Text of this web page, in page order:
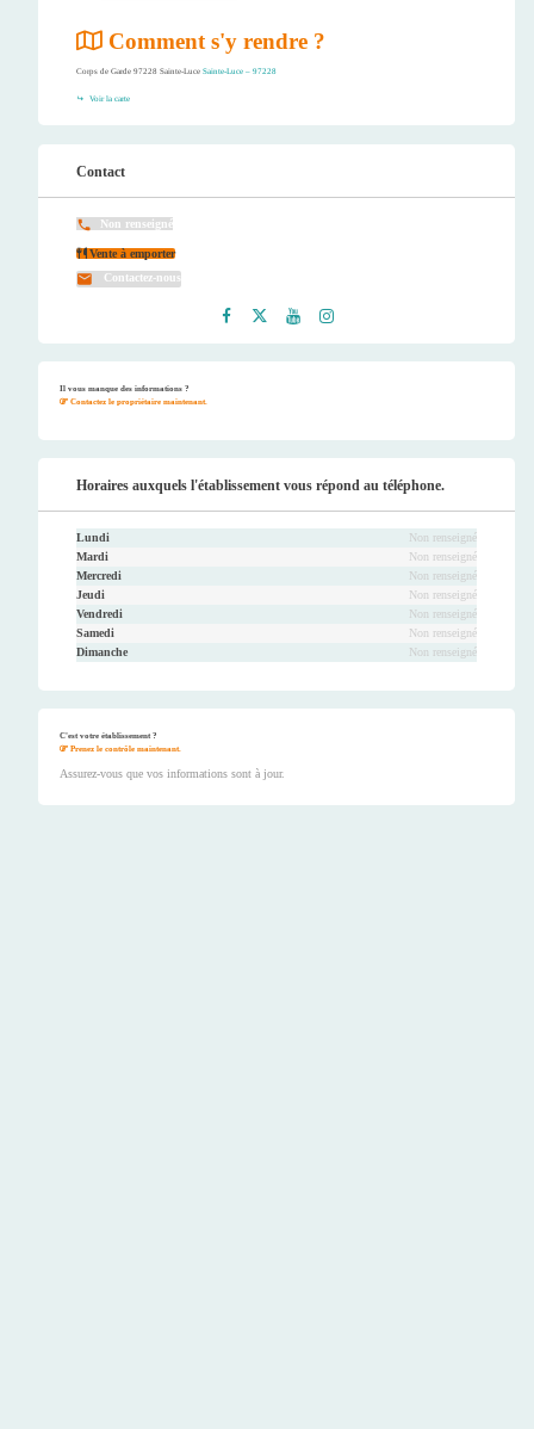
Comment s'y rendre ?
Corps de Garde 97228 Sainte-Luce Sainte-Luce – 97228
Voir la carte
Contact
Non renseigné
Vente à emporter
Contactez-nous
Il vous manque des informations ?
Contactez le propriétaire maintenant.
Horaires auxquels l'établissement vous répond au téléphone.
Lundi
Non renseigné
Mardi
Non renseigné
Mercredi
Non renseigné
Jeudi
Non renseigné
Vendredi
Non renseigné
Samedi
Non renseigné
Dimanche
Non renseigné
C'est votre établissement ?
Prenez le contrôle maintenant.
Assurez-vous que vos informations sont à jour.